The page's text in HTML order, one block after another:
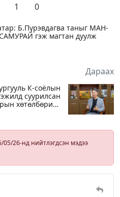
1 0
Б.Пүрэвдагва таныг МАН-
гэж магтан дуулж
Дараах
К-соёлын
суурилсан
хөтөлбөрийг
05/26-нд нийтлэгдсэн мэдээ